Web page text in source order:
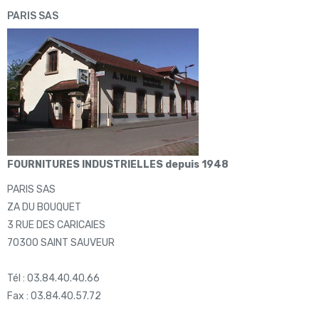
PARIS SAS
FOURNITURES INDUSTRIELLES depuis 1948
PARIS SAS
ZA DU BOUQUET
3 RUE DES CARICAIES
70300 SAINT SAUVEUR
Tél : 03.84.40.40.66
Fax : 03.84.40.57.72